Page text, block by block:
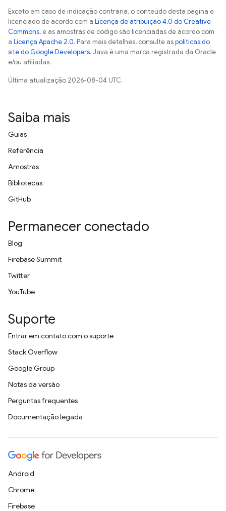
Exceto em caso de indicação contrária, o conteúdo desta página é
licenciado de acordo com a Licença de atribuição 4.0 do Creative
Commons, e as amostras de código são licenciadas de acordo com
a Licença Apache 2.0. Para mais detalhes, consulte aspolíticas do
site do Google Developers. Java é uma marca registrada da Oracle
e/ou afiliadas.
Última atualização 2026-08-04 UTC.
Saiba mais
Guias
Referência
Amostras
Bibliotecas
GitHub
Permanecer conectado
Blog
Firebase Summit
Twitter
YouTube
Suporte
Entrar em contato com o suporte
Stack Overflow
Google Group
Notas da versão
Perguntas frequentes
Documentação legada
Android
Chrome
Firebase